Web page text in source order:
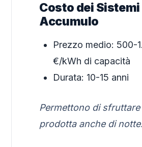
Costo dei Sistemi
Accumulo
Prezzo medio: 500-
€/kWh di capacità
Durata: 10-15 anni
Permettono di sfruttare
prodotta anche di notte.